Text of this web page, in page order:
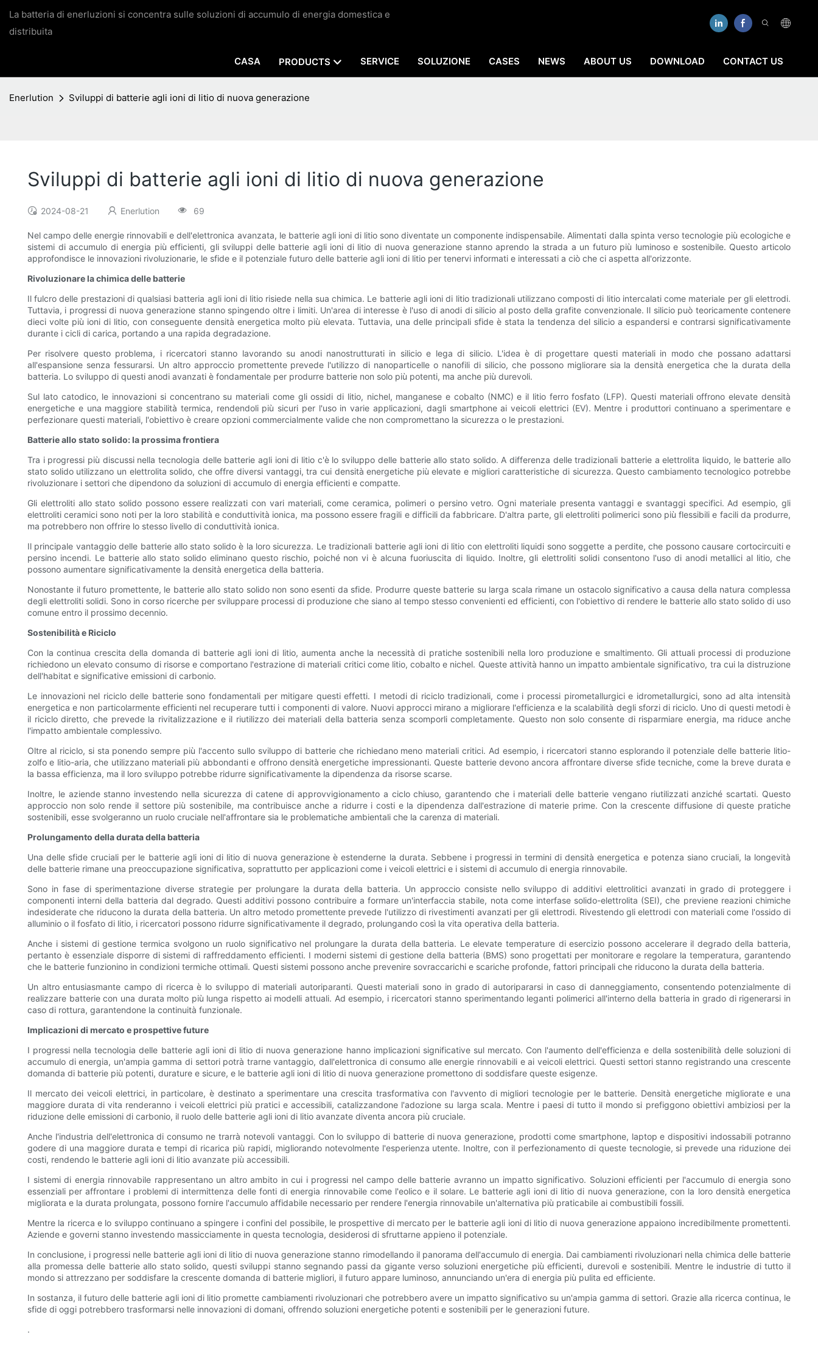
La batteria di enerluzioni si concentra sulle soluzioni di accumulo di energia domestica e
distribuita
CASA PRODUCTS SERVICE SOLUZIONE CASES NEWS ABOUT US DOWNLOAD CONTACT US
Enerlution Sviluppi di batterie agli ioni di litio di nuova generazione
Sviluppi di batterie agli ioni di litio di nuova generazione
2024-08-21 Enerlution 69
Nel campo delle energie rinnovabili e dell'elettronica avanzata, le batterie agli ioni di litio sono diventate un componente indispensabile. Alimentati dalla spinta verso tecnologie più ecologiche e
sistemi di accumulo di energia più efficienti, gli sviluppi delle batterie agli ioni di litio di nuova generazione stanno aprendo la strada a un futuro più luminoso e sostenibile. Questo articolo
approfondisce le innovazioni rivoluzionarie, le sfide e il potenziale futuro delle batterie agli ioni di litio per tenervi informati e interessati a ciò che ci aspetta all'orizzonte.
Rivoluzionare la chimica delle batterie
Il fulcro delle prestazioni di qualsiasi batteria agli ioni di litio risiede nella sua chimica. Le batterie agli ioni di litio tradizionali utilizzano composti di litio intercalati come materiale per gli elettrodi.
Tuttavia, i progressi di nuova generazione stanno spingendo oltre i limiti. Un'area di interesse è l'uso di anodi di silicio al posto della grafite convenzionale. Il silicio può teoricamente contenere
dieci volte più ioni di litio, con conseguente densità energetica molto più elevata. Tuttavia, una delle principali sfide è stata la tendenza del silicio a espandersi e contrarsi significativamente
durante i cicli di carica, portando a una rapida degradazione.
Per risolvere questo problema, i ricercatori stanno lavorando su anodi nanostrutturati in silicio e lega di silicio. L'idea è di progettare questi materiali in modo che possano adattarsi
all'espansione senza fessurarsi. Un altro approccio promettente prevede l'utilizzo di nanoparticelle o nanofili di silicio, che possono migliorare sia la densità energetica che la durata della
batteria. Lo sviluppo di questi anodi avanzati è fondamentale per produrre batterie non solo più potenti, ma anche più durevoli.
Sul lato catodico, le innovazioni si concentrano su materiali come gli ossidi di litio, nichel, manganese e cobalto (NMC) e il litio ferro fosfato (LFP). Questi materiali offrono elevate densità
energetiche e una maggiore stabilità termica, rendendoli più sicuri per l'uso in varie applicazioni, dagli smartphone ai veicoli elettrici (EV). Mentre i produttori continuano a sperimentare e
perfezionare questi materiali, l'obiettivo è creare opzioni commercialmente valide che non compromettano la sicurezza o le prestazioni.
Batterie allo stato solido: la prossima frontiera
Tra i progressi più discussi nella tecnologia delle batterie agli ioni di litio c'è lo sviluppo delle batterie allo stato solido. A differenza delle tradizionali batterie a elettrolita liquido, le batterie allo
stato solido utilizzano un elettrolita solido, che offre diversi vantaggi, tra cui densità energetiche più elevate e migliori caratteristiche di sicurezza. Questo cambiamento tecnologico potrebbe
rivoluzionare i settori che dipendono da soluzioni di accumulo di energia efficienti e compatte.
Gli elettroliti allo stato solido possono essere realizzati con vari materiali, come ceramica, polimeri o persino vetro. Ogni materiale presenta vantaggi e svantaggi specifici. Ad esempio, gli
elettroliti ceramici sono noti per la loro stabilità e conduttività ionica, ma possono essere fragili e difficili da fabbricare. D'altra parte, gli elettroliti polimerici sono più flessibili e facili da produrre,
ma potrebbero non offrire lo stesso livello di conduttività ionica.
Il principale vantaggio delle batterie allo stato solido è la loro sicurezza. Le tradizionali batterie agli ioni di litio con elettroliti liquidi sono soggette a perdite, che possono causare cortocircuiti e
persino incendi. Le batterie allo stato solido eliminano questo rischio, poiché non vi è alcuna fuoriuscita di liquido. Inoltre, gli elettroliti solidi consentono l'uso di anodi metallici al litio, che
possono aumentare significativamente la densità energetica della batteria.
Nonostante il futuro promettente, le batterie allo stato solido non sono esenti da sfide. Produrre queste batterie su larga scala rimane un ostacolo significativo a causa della natura complessa
degli elettroliti solidi. Sono in corso ricerche per sviluppare processi di produzione che siano al tempo stesso convenienti ed efficienti, con l'obiettivo di rendere le batterie allo stato solido di uso
comune entro il prossimo decennio.
Sostenibilità e Riciclo
Con la continua crescita della domanda di batterie agli ioni di litio, aumenta anche la necessità di pratiche sostenibili nella loro produzione e smaltimento. Gli attuali processi di produzione
richiedono un elevato consumo di risorse e comportano l'estrazione di materiali critici come litio, cobalto e nichel. Queste attività hanno un impatto ambientale significativo, tra cui la distruzione
dell'habitat e significative emissioni di carbonio.
Le innovazioni nel riciclo delle batterie sono fondamentali per mitigare questi effetti. I metodi di riciclo tradizionali, come i processi pirometallurgici e idrometallurgici, sono ad alta intensità
energetica e non particolarmente efficienti nel recuperare tutti i componenti di valore. Nuovi approcci mirano a migliorare l'efficienza e la scalabilità degli sforzi di riciclo. Uno di questi metodi è
il riciclo diretto, che prevede la rivitalizzazione e il riutilizzo dei materiali della batteria senza scomporli completamente. Questo non solo consente di risparmiare energia, ma riduce anche
l'impatto ambientale complessivo.
Oltre al riciclo, si sta ponendo sempre più l'accento sullo sviluppo di batterie che richiedano meno materiali critici. Ad esempio, i ricercatori stanno esplorando il potenziale delle batterie litio-
zolfo e litio-aria, che utilizzano materiali più abbondanti e offrono densità energetiche impressionanti. Queste batterie devono ancora affrontare diverse sfide tecniche, come la breve durata e
la bassa efficienza, ma il loro sviluppo potrebbe ridurre significativamente la dipendenza da risorse scarse.
Inoltre, le aziende stanno investendo nella sicurezza di catene di approvvigionamento a ciclo chiuso, garantendo che i materiali delle batterie vengano riutilizzati anziché scartati. Questo
approccio non solo rende il settore più sostenibile, ma contribuisce anche a ridurre i costi e la dipendenza dall'estrazione di materie prime. Con la crescente diffusione di queste pratiche
sostenibili, esse svolgeranno un ruolo cruciale nell'affrontare sia le problematiche ambientali che la carenza di materiali.
Prolungamento della durata della batteria
Una delle sfide cruciali per le batterie agli ioni di litio di nuova generazione è estenderne la durata. Sebbene i progressi in termini di densità energetica e potenza siano cruciali, la longevità
delle batterie rimane una preoccupazione significativa, soprattutto per applicazioni come i veicoli elettrici e i sistemi di accumulo di energia rinnovabile.
Sono in fase di sperimentazione diverse strategie per prolungare la durata della batteria. Un approccio consiste nello sviluppo di additivi elettrolitici avanzati in grado di proteggere i
componenti interni della batteria dal degrado. Questi additivi possono contribuire a formare un'interfaccia stabile, nota come interfase solido-elettrolita (SEI), che previene reazioni chimiche
indesiderate che riducono la durata della batteria. Un altro metodo promettente prevede l'utilizzo di rivestimenti avanzati per gli elettrodi. Rivestendo gli elettrodi con materiali come l'ossido di
alluminio o il fosfato di litio, i ricercatori possono ridurre significativamente il degrado, prolungando così la vita operativa della batteria.
Anche i sistemi di gestione termica svolgono un ruolo significativo nel prolungare la durata della batteria. Le elevate temperature di esercizio possono accelerare il degrado della batteria,
pertanto è essenziale disporre di sistemi di raffreddamento efficienti. I moderni sistemi di gestione della batteria (BMS) sono progettati per monitorare e regolare la temperatura, garantendo
che le batterie funzionino in condizioni termiche ottimali. Questi sistemi possono anche prevenire sovraccarichi e scariche profonde, fattori principali che riducono la durata della batteria.
Un altro entusiasmante campo di ricerca è lo sviluppo di materiali autoriparanti. Questi materiali sono in grado di autoripararsi in caso di danneggiamento, consentendo potenzialmente di
realizzare batterie con una durata molto più lunga rispetto ai modelli attuali. Ad esempio, i ricercatori stanno sperimentando leganti polimerici all'interno della batteria in grado di rigenerarsi in
caso di rottura, garantendone la continuità funzionale.
Implicazioni di mercato e prospettive future
I progressi nella tecnologia delle batterie agli ioni di litio di nuova generazione hanno implicazioni significative sul mercato. Con l'aumento dell'efficienza e della sostenibilità delle soluzioni di
accumulo di energia, un'ampia gamma di settori potrà trarne vantaggio, dall'elettronica di consumo alle energie rinnovabili e ai veicoli elettrici. Questi settori stanno registrando una crescente
domanda di batterie più potenti, durature e sicure, e le batterie agli ioni di litio di nuova generazione promettono di soddisfare queste esigenze.
Il mercato dei veicoli elettrici, in particolare, è destinato a sperimentare una crescita trasformativa con l'avvento di migliori tecnologie per le batterie. Densità energetiche migliorate e una
maggiore durata di vita renderanno i veicoli elettrici più pratici e accessibili, catalizzandone l'adozione su larga scala. Mentre i paesi di tutto il mondo si prefiggono obiettivi ambiziosi per la
riduzione delle emissioni di carbonio, il ruolo delle batterie agli ioni di litio avanzate diventa ancora più cruciale.
Anche l'industria dell'elettronica di consumo ne trarrà notevoli vantaggi. Con lo sviluppo di batterie di nuova generazione, prodotti come smartphone, laptop e dispositivi indossabili potranno
godere di una maggiore durata e tempi di ricarica più rapidi, migliorando notevolmente l'esperienza utente. Inoltre, con il perfezionamento di queste tecnologie, si prevede una riduzione dei
costi, rendendo le batterie agli ioni di litio avanzate più accessibili.
I sistemi di energia rinnovabile rappresentano un altro ambito in cui i progressi nel campo delle batterie avranno un impatto significativo. Soluzioni efficienti per l'accumulo di energia sono
essenziali per affrontare i problemi di intermittenza delle fonti di energia rinnovabile come l'eolico e il solare. Le batterie agli ioni di litio di nuova generazione, con la loro densità energetica
migliorata e la durata prolungata, possono fornire l'accumulo affidabile necessario per rendere l'energia rinnovabile un'alternativa più praticabile ai combustibili fossili.
Mentre la ricerca e lo sviluppo continuano a spingere i confini del possibile, le prospettive di mercato per le batterie agli ioni di litio di nuova generazione appaiono incredibilmente promettenti.
Aziende e governi stanno investendo massicciamente in questa tecnologia, desiderosi di sfruttarne appieno il potenziale.
In conclusione, i progressi nelle batterie agli ioni di litio di nuova generazione stanno rimodellando il panorama dell'accumulo di energia. Dai cambiamenti rivoluzionari nella chimica delle batterie
alla promessa delle batterie allo stato solido, questi sviluppi stanno segnando passi da gigante verso soluzioni energetiche più efficienti, durevoli e sostenibili. Mentre le industrie di tutto il
mondo si attrezzano per soddisfare la crescente domanda di batterie migliori, il futuro appare luminoso, annunciando un'era di energia più pulita ed efficiente.
In sostanza, il futuro delle batterie agli ioni di litio promette cambiamenti rivoluzionari che potrebbero avere un impatto significativo su un'ampia gamma di settori. Grazie alla ricerca continua, le
sfide di oggi potrebbero trasformarsi nelle innovazioni di domani, offrendo soluzioni energetiche potenti e sostenibili per le generazioni future.
.